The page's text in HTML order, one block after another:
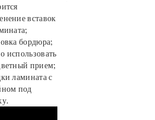
вставок
бордюра;
использовать
прием;
ламината с
под